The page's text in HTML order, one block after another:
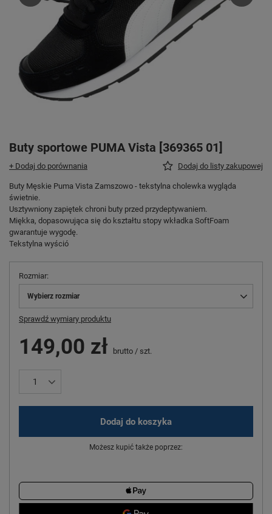
Buty sportowe PUMA Vista [369365 01]
+ Dodaj do porównania Dodaj do listy zakupowej
Buty Męskie Puma Vista Zamszowo - tekstylna cholewka wygląda
świetnie.
Usztywniony zapiętek chroni buty przed przydeptywaniem.
Miękka, dopasowująca się do kształtu stopy wkładka SoftFoam
gwarantuje wygodę.
Tekstylna wyśció
Rozmiar
Wybierz rozmiar
Sprawdź wymiary produktu
149,00 zł brutto / szt.
Dodaj do koszyka
Możesz kupić także poprzez: